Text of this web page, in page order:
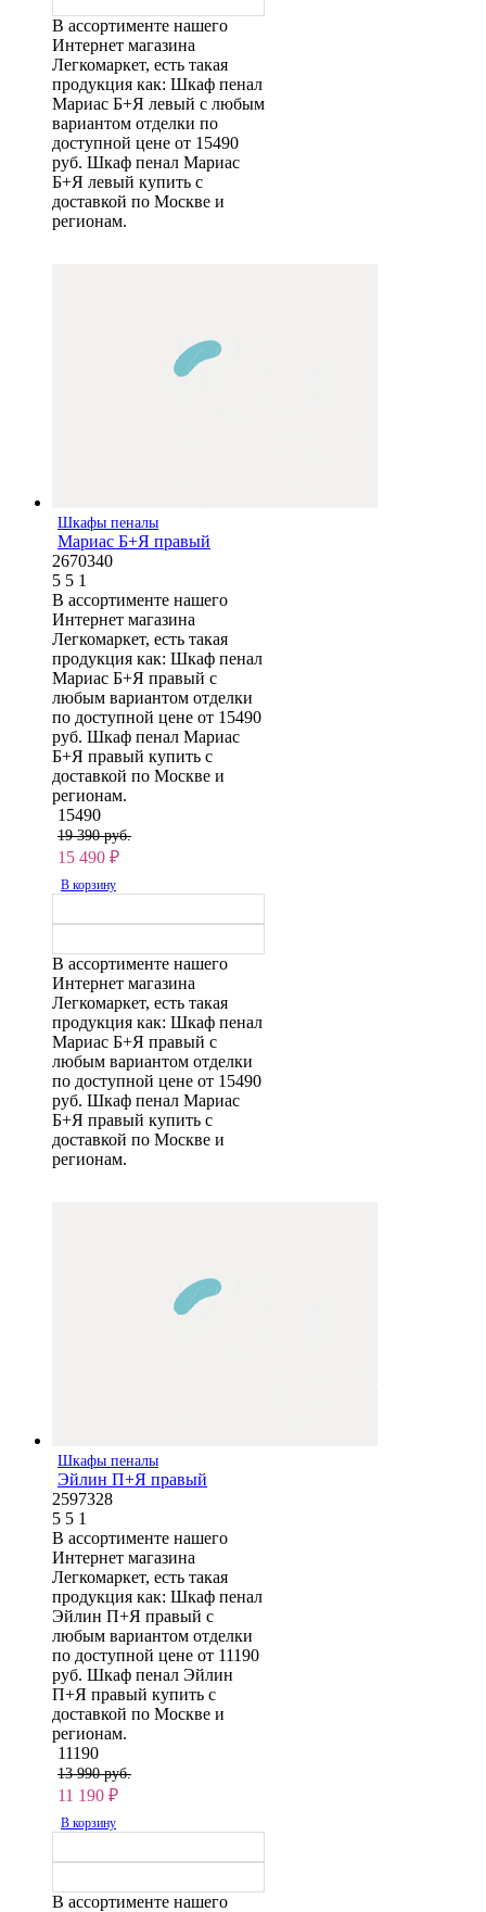
В ассортименте нашего
Интернет магазина
Легкомаркет, есть такая
продукция как: Шкаф пенал
Мариас Б+Я левый с любым
вариантом отделки по
доступной цене от 15490
руб. Шкаф пенал Мариас
Б+Я левый купить с
доставкой по Москве и
регионам.
Шкафы пеналы
Мариас Б+Я правый
2670340
5 5 1
В ассортименте нашего
Интернет магазина
Легкомаркет, есть такая
продукция как: Шкаф пенал
Мариас Б+Я правый с
любым вариантом отделки
по доступной цене от 15490
руб. Шкаф пенал Мариас
Б+Я правый купить с
доставкой по Москве и
регионам.
15490
19 390 руб.
15 490 ₽
В корзину
В ассортименте нашего
Интернет магазина
Легкомаркет, есть такая
продукция как: Шкаф пенал
Мариас Б+Я правый с
любым вариантом отделки
по доступной цене от 15490
руб. Шкаф пенал Мариас
Б+Я правый купить с
доставкой по Москве и
регионам.
Шкафы пеналы
Эйлин П+Я правый
2597328
5 5 1
В ассортименте нашего
Интернет магазина
Легкомаркет, есть такая
продукция как: Шкаф пенал
Эйлин П+Я правый с
любым вариантом отделки
по доступной цене от 11190
руб. Шкаф пенал Эйлин
П+Я правый купить с
доставкой по Москве и
регионам.
11190
13 990 руб.
11 190 ₽
В корзину
В ассортименте нашего